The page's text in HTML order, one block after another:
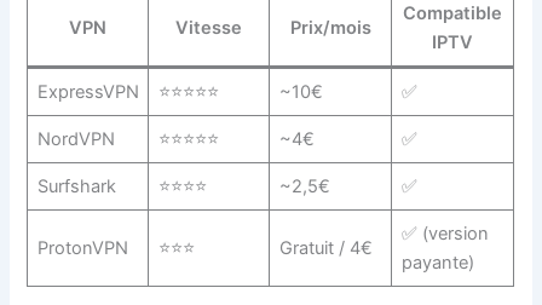
VPN Vitesse Prix/mois
Compatible
IPTV
ExpressVPN ⭐⭐⭐⭐⭐ ~10€ ✅
NordVPN ⭐⭐⭐⭐⭐ ~4€ ✅
Surfshark ⭐⭐⭐⭐ ~2,5€ ✅
ProtonVPN ⭐⭐⭐ Gratuit / 4€
✅ (version
payante)